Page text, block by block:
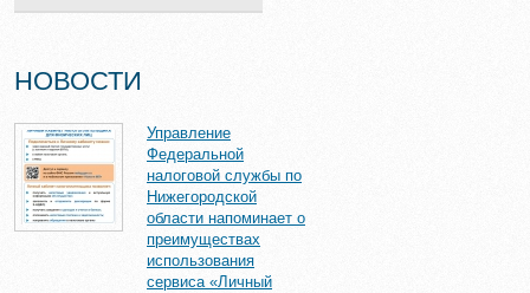
НОВОСТИ
Управление
Федеральной
налоговой службы по
Нижегородской
области напоминает о
преимуществах
использования
сервиса «Личный